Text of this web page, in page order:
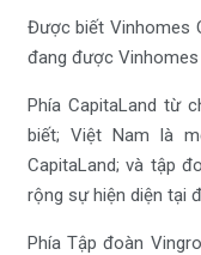
Được biết Vinhomes
đang được
Phía CapitaLand từ
biết; Việt Nam là
CapitaLand; và tập
rộng sự hiện diện tại
Phía Tập đoàn